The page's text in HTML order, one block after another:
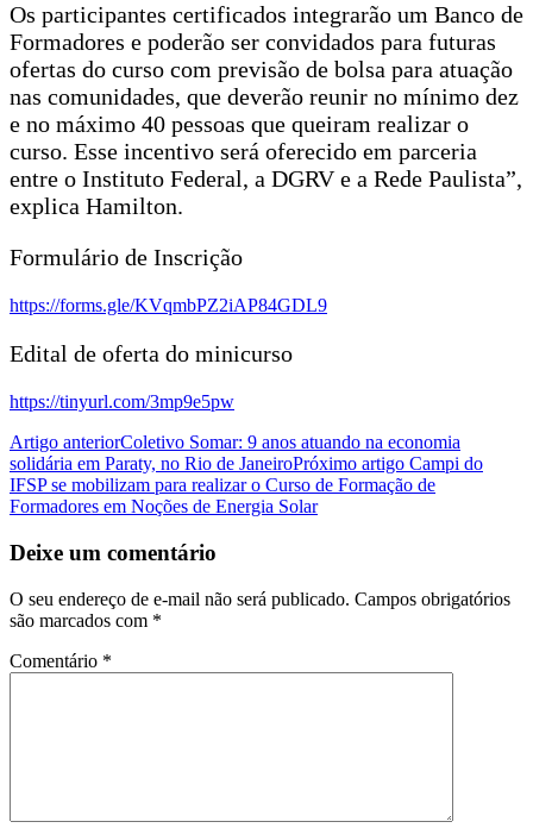
Os participantes certificados integrarão um Banco de
Formadores e poderão ser convidados para futuras
ofertas do curso com previsão de bolsa para atuação
nas comunidades, que deverão reunir no mínimo dez
e no máximo 40 pessoas que queiram realizar o
curso. Esse incentivo será oferecido em parceria
entre o Instituto Federal, a DGRV e a Rede Paulista”,
explica Hamilton.
Formulário de Inscrição
https://forms.gle/KVqmbPZ2iAP84GDL9
Edital de oferta do minicurso
https://tinyurl.com/3mp9e5pw
Artigo anteriorColetivo Somar: 9 anos atuando na economia
solidária em Paraty, no Rio de JaneiroPróximo artigo Campi do
IFSP se mobilizam para realizar o Curso de Formação de
Formadores em Noções de Energia Solar
Deixe um comentário
O seu endereço de e-mail não será publicado. Campos obrigatórios
são marcados com *
Comentário *